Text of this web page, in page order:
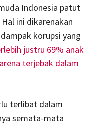
Indonesia patut
ini dikarenakan
korupsi yang
justru 69% anak
terjebak dalam
terlibat dalam
semata-mata